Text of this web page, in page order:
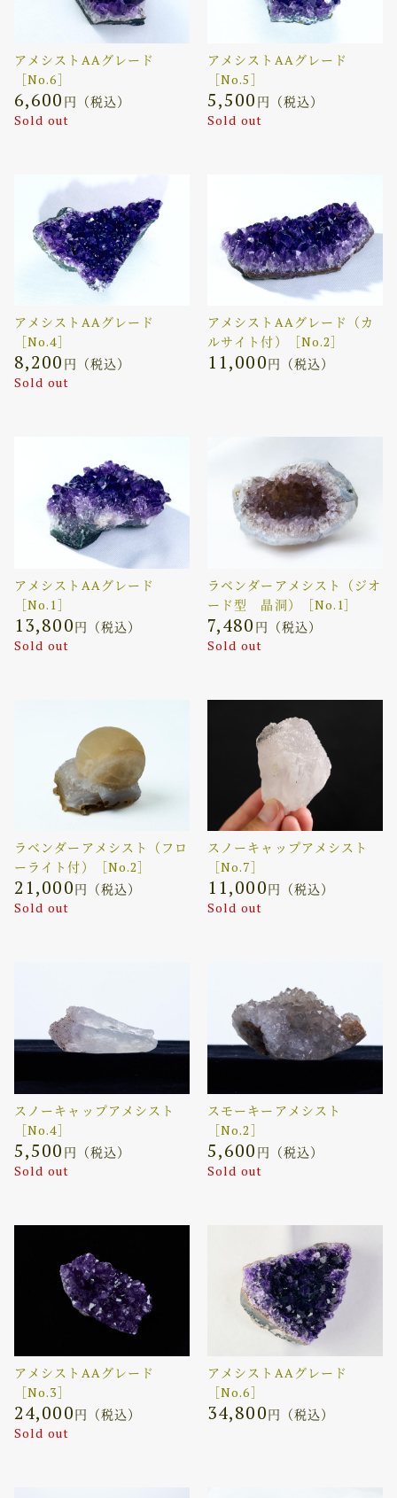
アメシストAAグレード
［No.6］
6,600 円（税込）
Sold out
アメシストAAグレード
［No.5］
5,500 円（税込）
Sold out
アメシストAAグレード
［No.4］
8,200 円（税込）
Sold out
アメシストAAグレード（カ
ルサイト付）［No.2］
11,000円（税込）
アメシストAAグレード
［No.1］
13,800円（税込）
Sold out
ラベンダーアメシスト（ジオ
ード型 晶洞）［No.1］
7,480 円（税込）
Sold out
ラベンダーアメシスト（フロ
ーライト付）［No.2］
21,000円（税込）
Sold out
スノーキャップアメシスト
［No.7］
11,000円（税込）
Sold out
スノーキャップアメシスト
［No.4］
5,500 円（税込）
Sold out
スモーキーアメシスト
［No.2］
5,600 円（税込）
Sold out
アメシストAAグレード
［No.3］
24,000円（税込）
Sold out
アメシストAAグレード
［No.6］
34,800円（税込）